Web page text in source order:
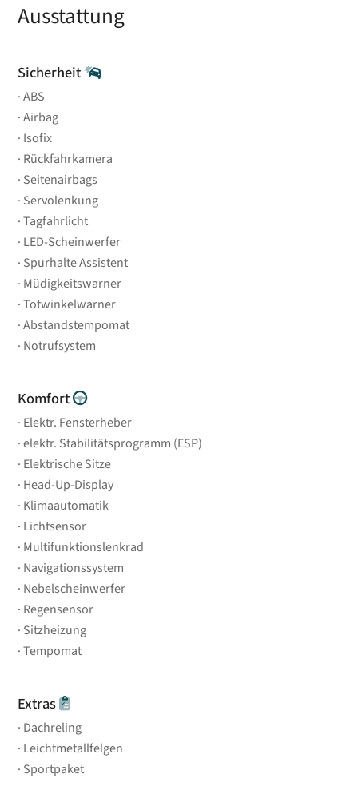
Ausstattung
Sicherheit
ABS
Airbag
Isofix
Rückfahrkamera
Seitenairbags
Servolenkung
Tagfahrlicht
LED-Scheinwerfer
Spurhalte Assistent
Müdigkeitswarner
Totwinkelwarner
Abstandstempomat
Notrufsystem
Komfort
Elektr. Fensterheber
elektr. Stabilitätsprogramm (ESP)
Elektrische Sitze
Head-Up-Display
Klimaautomatik
Lichtsensor
Multifunktionslenkrad
Navigationssystem
Nebelscheinwerfer
Regensensor
Sitzheizung
Tempomat
Extras
Dachreling
Leichtmetallfelgen
Sportpaket